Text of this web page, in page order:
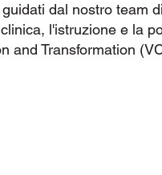
dal nostro team
l'istruzione e la
and Transformation